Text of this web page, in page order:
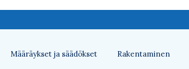
Määräykset ja säädökset Rakentaminen